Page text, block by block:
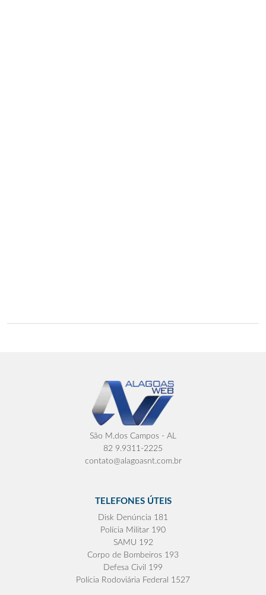
São M.dos Campos - AL
82 9.9311-2225
contato@alagoasnt.com.br
TELEFONES ÚTEIS
Disk Denúncia 181
Polícia Militar 190
SAMU 192
Corpo de Bombeiros 193
Defesa Civil 199
Polícia Rodoviária Federal 1527